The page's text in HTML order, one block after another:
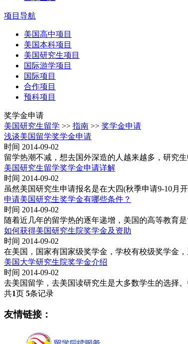
项目导航
美国高中项目
美国本科项目
美国研究生项目
国际游学项目
国际项目
合作项目
预科项目
奖学金申请
美国研究生留学 >> 指南 >> 奖学金申请
浅谈美国留学奖学金申请
时间 2014-09-02
留学热潮不减，想去国外深造的人越来越多，研究生
美国研究生留学奖学金申请详解
时间 2014-09-02
虽然美国研究生申请报名是在大四(秋季申请9-10月
申请美国研究生奖学金有哪些条件？
时间 2014-09-02
随着近几年的留学热的逐年递增，美国的高等教育
如何获得美国研究生院奖学金及资助
时间 2014-09-02
在美国，国家有国家级奖学金，学校有校级奖学金
美国大学研究生院奖学金介绍
时间 2014-09-02
去美国留学，去美国读研究生是大多数学生的选择
共1页 5条记录
友情链接：